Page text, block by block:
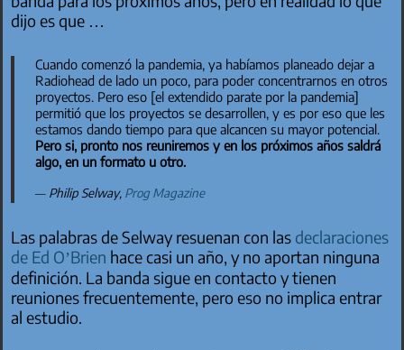
dijo es que …
Cuando comenzó la pandemia, ya habíamos planeado dejar a
Radiohead de lado un poco, para poder concentrarnos en otros
proyectos. Pero eso [el extendido parate por la pandemia]
permitió que los proyectos se desarrollen, y es por eso que les
estamos dando tiempo para que alcancen su mayor potencial.
Pero si, pronto nos reuniremos y en los próximos años saldrá
algo, en un formato u otro.
Philip Selway, Prog Magazine
Las palabras de Selway resuenan con las declaraciones
de Ed O’Brien hace casi un año, y no aportan ninguna
definición. La banda sigue en contacto y tienen
reuniones frecuentemente, pero eso no implica entrar
al estudio.